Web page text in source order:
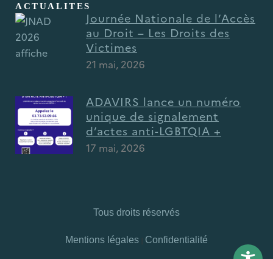
ACTUALITES
Journée Nationale de l’Accès
au Droit – Les Droits des
Victimes
21 mai, 2026
ADAVIRS lance un numéro
unique de signalement
d’actes anti-LGBTQIA +
17 mai, 2026
Tous droits réservés
Mentions légales Confidentialité